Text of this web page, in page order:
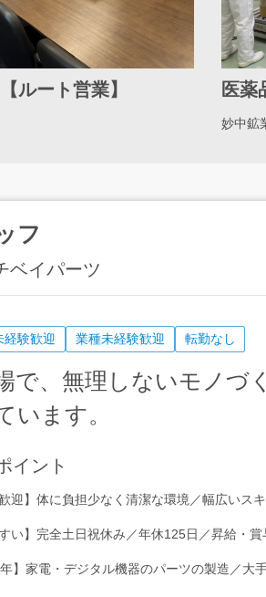
ルート営業】 医薬
妙中鉱
フ
ベイパーツ
経験歓迎 業種未経験歓迎 転勤なし
で、無理しないモノづ
います。
イント
歓迎】体に負担少なく清潔な環境／幅広いス
すい】完全土日祝休み／年休125日／昇給・
年】家電・デジタル機器のパーツの製造／大